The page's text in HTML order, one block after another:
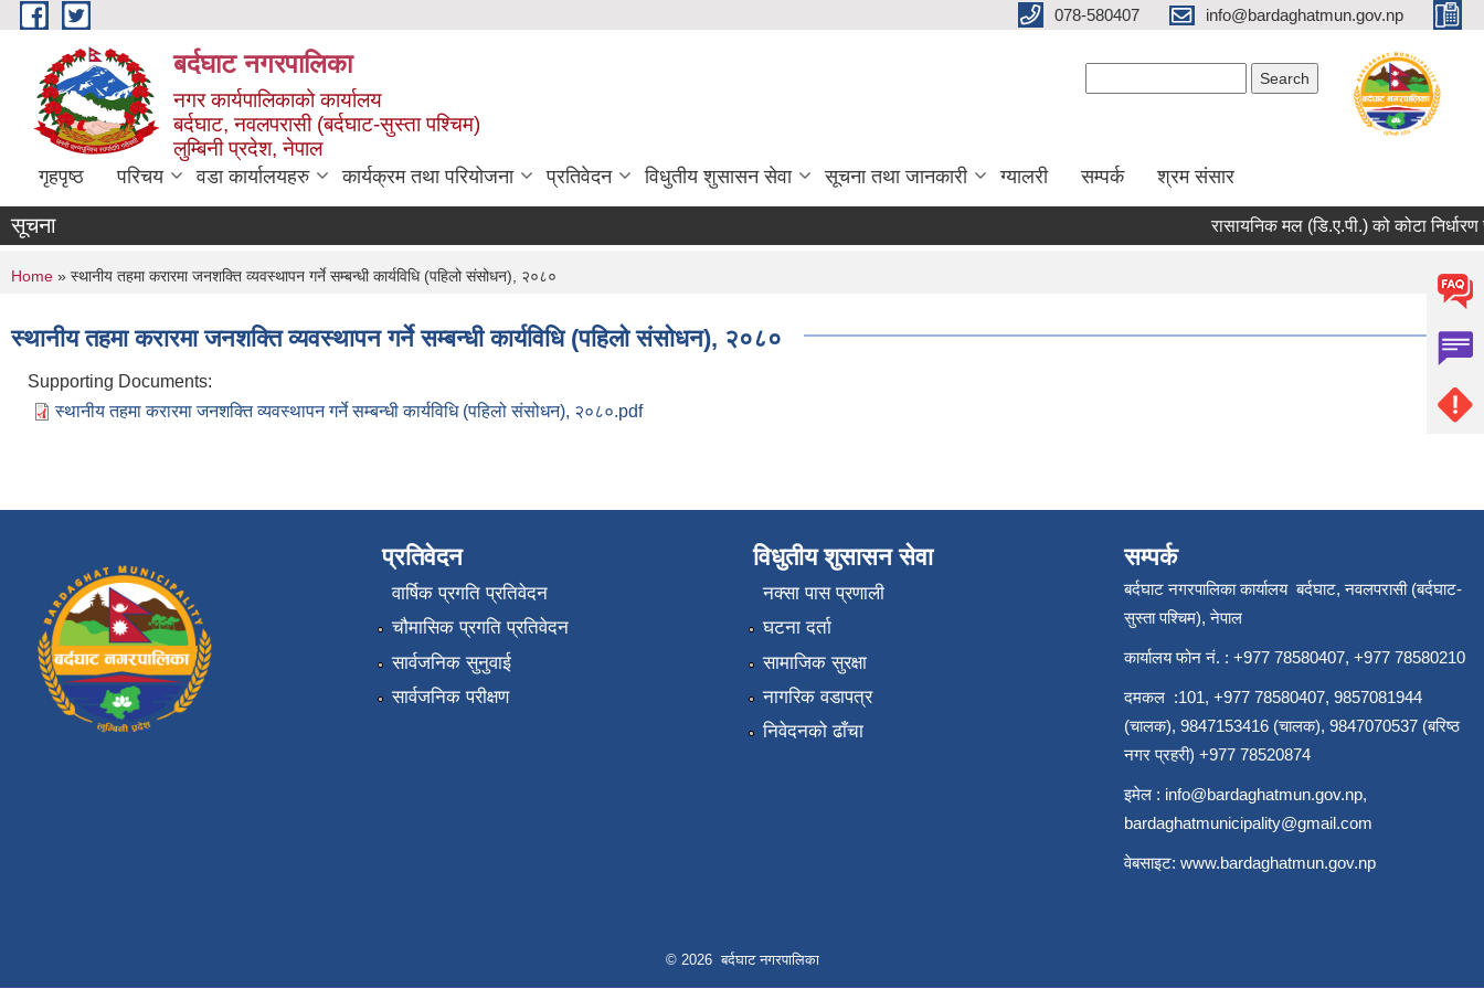
Skip to main content 078-580407 info@bardaghatmun.gov.np
बर्दघाट नगरपालिका
नगर कार्यपालिकाको कार्यालय
बर्दघाट, नवलपरासी (बर्दघाट-सुस्ता पश्चिम)
लुम्बिनी प्रदेश, नेपाल
गृहपृष्ठ परिचय वडा कार्यालयहरु कार्यक्रम तथा परियोजना प्रतिवेदन विधुतीय शुसासन सेवा सूचना तथा जानकारी ग्यालरी सम्पर्क श्रम संसार
सूचना रासायनिक मल (डि.ए.पी.) को कोटा निर्धारण
You are here
Home » स्थानीय तहमा करारमा जनशक्ति व्यवस्थापन गर्ने सम्बन्धी कार्यविधि (पहिलो संसोधन), २०८०
स्थानीय तहमा करारमा जनशक्ति व्यवस्थापन गर्ने सम्बन्धी कार्यविधि (पहिलो संसोधन), २०८०
Supporting Documents:
स्थानीय तहमा करारमा जनशक्ति व्यवस्थापन गर्ने सम्बन्धी कार्यविधि (पहिलो संसोधन), २०८०.pdf
प्रतिवेदन
वार्षिक प्रगति प्रतिवेदन
चौमासिक प्रगति प्रतिवेदन
सार्वजनिक सुनुवाई
सार्वजनिक परीक्षण
विधुतीय शुसासन सेवा
नक्सा पास प्रणाली
घटना दर्ता
सामाजिक सुरक्षा
नागरिक वडापत्र
निवेदनको ढाँचा
सम्पर्क
बर्दघाट नगरपालिका कार्यालय बर्दघाट, नवलपरासी (बर्दघाट-
सुस्ता पश्चिम), नेपाल
कार्यालय फोन नं. : +977 78580407, +977 78580210
दमकल :101, +977 78580407, 9857081944
(चालक), 9847153416 (चालक), 9847070537 (बरिष्ठ
नगर प्रहरी) +977 78520874
इमेल : info@bardaghatmun.gov.np,
bardaghatmunicipality@gmail.com
वेबसाइट: www.bardaghatmun.gov.np
© 2026 बर्दघाट नगरपालिका